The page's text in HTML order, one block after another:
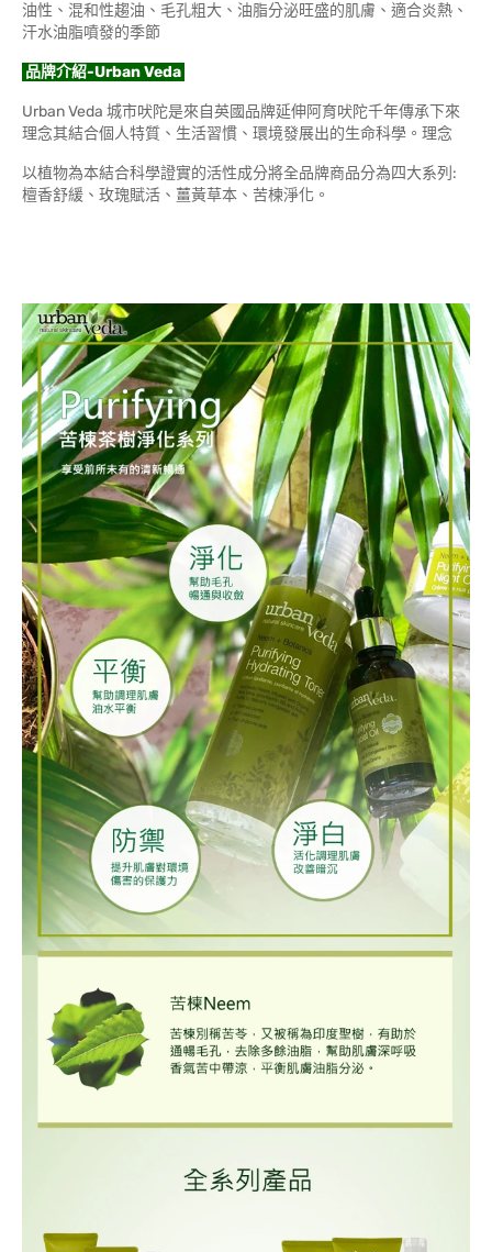
油性、混和性趨油、毛孔粗大、油脂分泌旺盛的肌膚、適合炎熱、
汗水油脂噴發的季節
品牌介紹-Urban Veda
Urban Veda 城市吠陀是來自英國品牌延伸阿育吠陀千年傳承下來
理念其結合個人特質、生活習慣、環境發展出的生命科學。理念
以植物為本結合科學證實的活性成分將全品牌商品分為四大系列:
檀香舒緩、玫瑰賦活、薑黃草本、苦楝淨化。